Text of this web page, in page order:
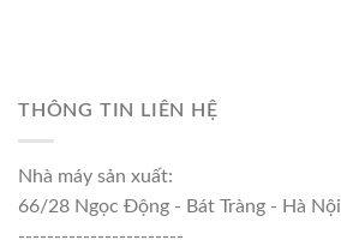
THÔNG TIN LIÊN HỆ
Nhà máy sản xuất:
66/28 Ngọc Động - Bát Tràng - Hà Nội
-----------------------